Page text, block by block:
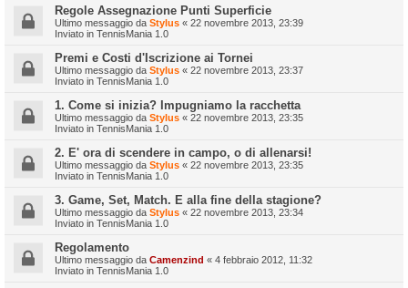
Regole Assegnazione Punti Superficie
Ultimo messaggio da Stylus « 22 novembre 2013, 23:39
Inviato in TennisMania 1.0
Premi e Costi d'Iscrizione ai Tornei
Ultimo messaggio da Stylus « 22 novembre 2013, 23:37
Inviato in TennisMania 1.0
1. Come si inizia? Impugniamo la racchetta
Ultimo messaggio da Stylus « 22 novembre 2013, 23:35
Inviato in TennisMania 1.0
2. E' ora di scendere in campo, o di allenarsi!
Ultimo messaggio da Stylus « 22 novembre 2013, 23:35
Inviato in TennisMania 1.0
3. Game, Set, Match. E alla fine della stagione?
Ultimo messaggio da Stylus « 22 novembre 2013, 23:34
Inviato in TennisMania 1.0
Regolamento
Ultimo messaggio da Camenzind « 4 febbraio 2012, 11:32
Inviato in TennisMania 1.0